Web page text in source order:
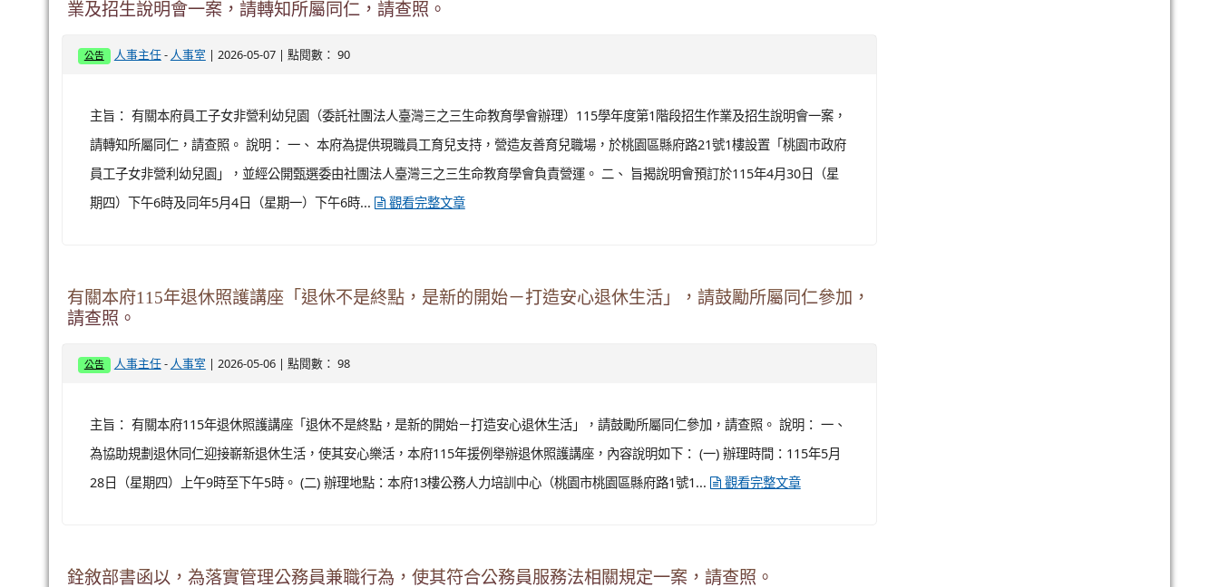
業及招生說明會一案，請轉知所屬同仁，請查照。
公告 人事主任- 人事室 | 2026-05-07 | 點閱數： 90
主旨： 有關本府員工子女非營利幼兒園（委託社團法人臺灣三之三生命教育學會辦理）115學年度第1階段招生作業及招生說明會一案，
請轉知所屬同仁，請查照。 說明： 一、 本府為提供現職員工育兒支持，營造友善育兒職場，於桃園區縣府路21號1樓設置「桃園市政府
員工子女非營利幼兒園」，並經公開甄選委由社團法人臺灣三之三生命教育學會負責營運。 二、 旨揭說明會預訂於115年4月30日（星
期四）下午6時及同年5月4日（星期一）下午6時...
觀看完整文章
有關本府115年退休照護講座「退休不是終點，是新的開始－打造安心退休生活」，請鼓勵所屬同仁參加，
請查照。
公告 人事主任- 人事室 | 2026-05-06 | 點閱數： 98
主旨： 有關本府115年退休照護講座「退休不是終點，是新的開始－打造安心退休生活」，請鼓勵所屬同仁參加，請查照。 說明： 一、
為協助規劃退休同仁迎接嶄新退休生活，使其安心樂活，本府115年援例舉辦退休照護講座，內容說明如下： (一) 辦理時間：115年5月
28日（星期四）上午9時至下午5時。 (二) 辦理地點：本府13樓公務人力培訓中心（桃園市桃園區縣府路1號1...
觀看完整文章
銓敘部書函以，為落實管理公務員兼職行為，使其符合公務員服務法相關規定一案，請查照。